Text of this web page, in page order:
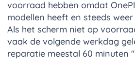
voorraad hebben omdat
modellen heeft en steeds
Als het scherm niet op
vaak de volgende werkdag
reparatie meestal 60 minuten